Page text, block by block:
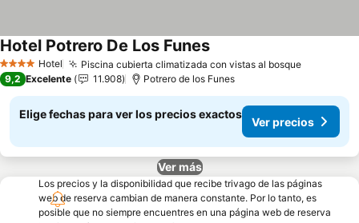
4 EstrellasHotel Piscina cubierta climatizada con vistas al bosque
Hotel Potrero De Los Funes
9,2 Excelente 11.908 Potrero de los Funes
Elige fechas para ver los precios exactos
Ver precios
Ver más
Los precios y la disponibilidad que recibe trivago de las páginas
web de reserva cambian de manera constante. Por lo tanto, es
posible que no siempre encuentres en una página web de reserva